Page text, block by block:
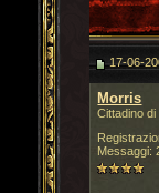
17-06-
Morris
Cittadino
Messaggi: